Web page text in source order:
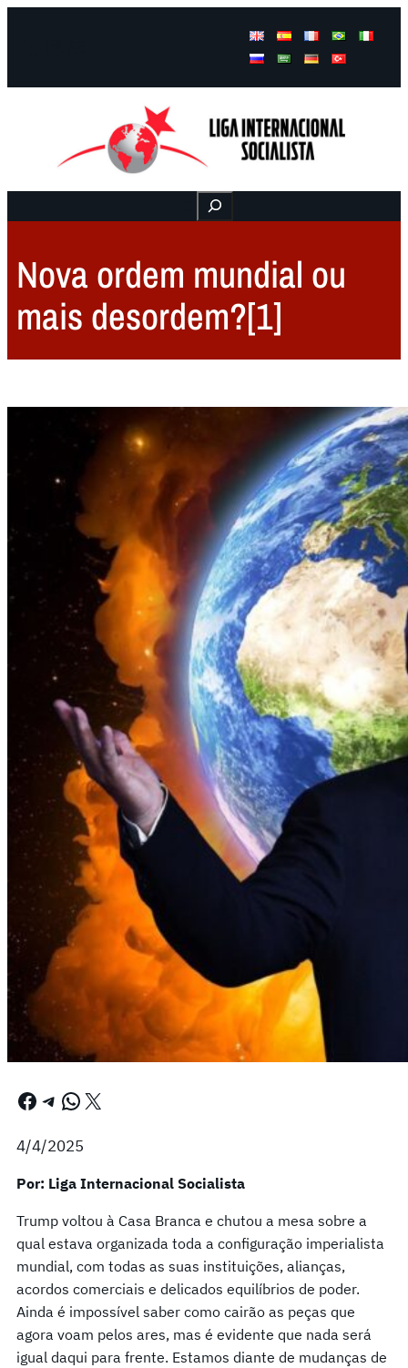
Buscar
Nova ordem mundial ou
mais desordem?[1]
Facebook Telegram WhatsApp X
4/4/2025
Por: Liga Internacional Socialista
Trump voltou à Casa Branca e chutou a mesa sobre a
qual estava organizada toda a configuração imperialista
mundial, com todas as suas instituições, alianças,
acordos comerciais e delicados equilíbrios de poder.
Ainda é impossível saber como cairão as peças que
agora voam pelos ares, mas é evidente que nada será
igual daqui para frente. Estamos diante de mudanças de